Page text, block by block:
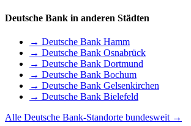
Deutsche Bank in anderen Städten
→ Deutsche Bank Hamm
→ Deutsche Bank Osnabrück
→ Deutsche Bank Dortmund
→ Deutsche Bank Bochum
→ Deutsche Bank Gelsenkirchen
→ Deutsche Bank Bielefeld
Alle Deutsche Bank-Standorte bundesweit →